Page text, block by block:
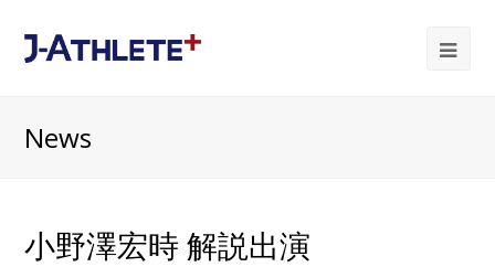
News
小野澤宏時 解説出演